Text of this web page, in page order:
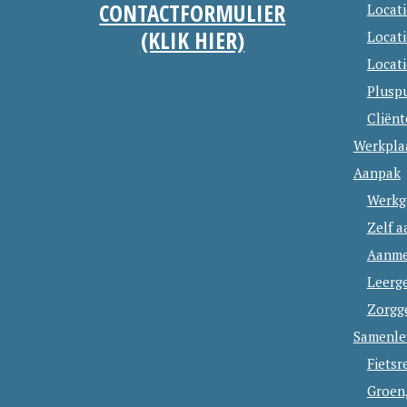
CONTACTFORMULIER
(KLIK HIER)
Aanpak
Zelf